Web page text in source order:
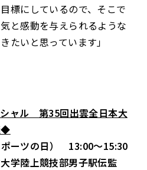
標にしているので、そこで
と感動を与えられるような
たいと思っています」
ャル 第35回出雲全日本大
◆
ーツの日） 13:00～15:30
学陸上競技部男子駅伝監